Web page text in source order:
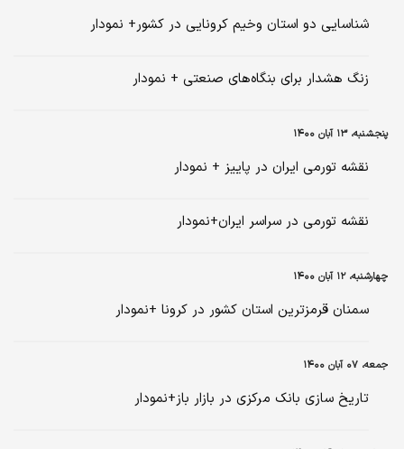
شناسایی دو استان وخیم کرونایی در کشور+ نمودار
زنگ هشدار برای بنگاه‌های صنعتی + نمودار
پنجشنبه، ۱۳ آبان ۱۴۰۰
نقشه تورمی ایران در پاییز + نمودار
نقشه تورمی در سراسر ایران+نمودار
چهارشنبه، ۱۲ آبان ۱۴۰۰
سمنان قرمزترین استان کشور در کرونا +نمودار
جمعه، ۰۷ آبان ۱۴۰۰
تاریخ سازی بانک مرکزی در بازار باز+نمودار